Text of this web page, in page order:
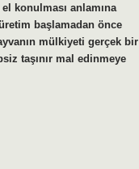
konulması anlamına
başlamadan önce
mülkiyeti gerçek bir
taşınır mal edinmeye